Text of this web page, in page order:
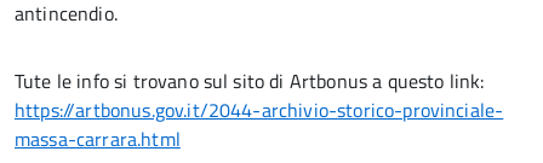
antincendio.
Tute le info si trovano sul sito di Artbonus a questo link:
https://artbonus.gov.it/2044-archivio-storico-provinciale-
massa-carrara.html